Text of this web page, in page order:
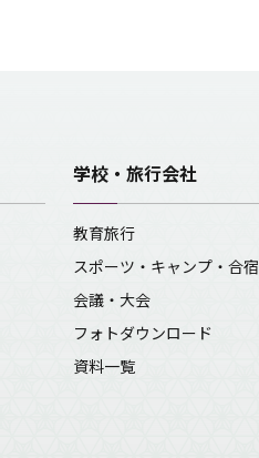
学校・旅行会社
教育旅行
スポーツ・キャンプ・合宿
会議・大会
フォトダウンロード
資料一覧